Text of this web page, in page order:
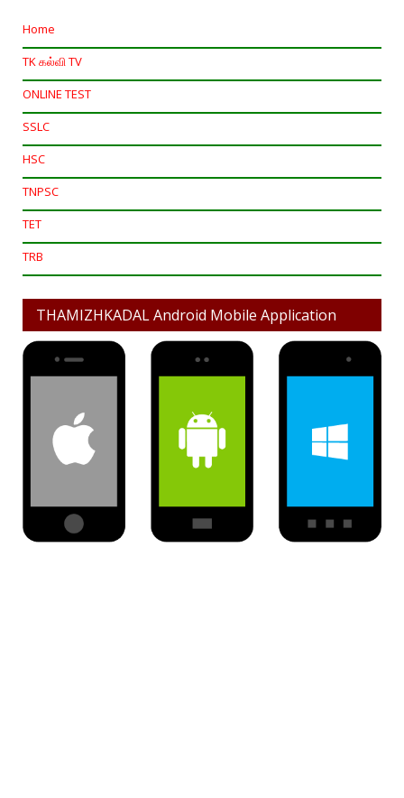
Home
TK கல்வி TV
ONLINE TEST
SSLC
HSC
TNPSC
TET
TRB
THAMIZHKADAL Android Mobile Application